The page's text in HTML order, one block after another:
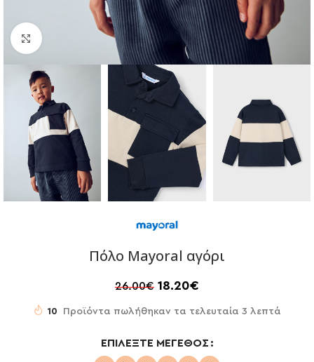
Click to enlarge
Πόλο Mayoral αγόρι
26.00€ 18.20€
10 Προϊόντα πωλήθηκαν τα τελευταία 3 λεπτά
ΕΠΙΛΈΞΤΕ ΜΈΓΕΘΟΣ